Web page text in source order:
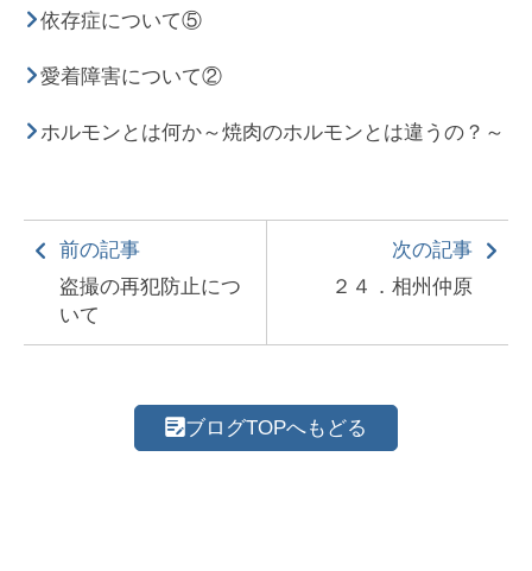
依存症について⑤
愛着障害について②
ホルモンとは何か～焼肉のホルモンとは違うの？～
前の記事
盗撮の再犯防止につ
いて
次の記事
２４．相州仲原
ブログTOPへもどる